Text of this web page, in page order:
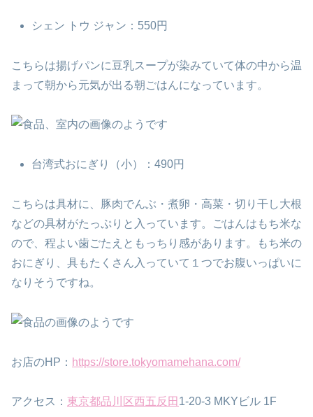
シェン トウ ジャン：550円
こちらは揚げパンに豆乳スープが染みていて体の中から温
まって朝から元気が出る朝ごはんになっています。
台湾式おにぎり（小）：490円
こちらは具材に、豚肉でんぶ・煮卵・高菜・切り干し大根
などの具材がたっぷりと入っています。ごはんはもち米な
ので、程よい歯ごたえともっちり感があります。もち米の
おにぎり、具もたくさん入っていて１つでお腹いっぱいに
なりそうですね。
お店のHP： https://store.tokyomamehana.com/
アクセス： 東京都品川区 西五反田 1-20-3 MKYビル 1F